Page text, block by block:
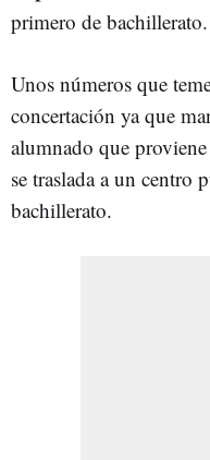
primero de bachillerato.
Unos números que
concertación ya que
alumnado que
se traslada a un centro
bachillerato.